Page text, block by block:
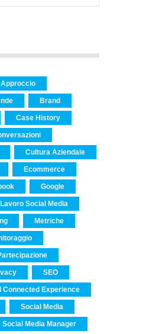
Approccio
Brand
Case History
Cultura Aziendale
Ecommerce
Google
Lavoro Social Media
Metriche
SEO
Connected Experience
Social Media
Social Media Manager